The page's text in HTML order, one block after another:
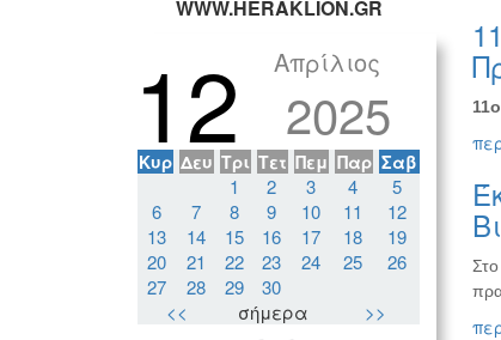
WWW.HERAKLION.GR
12 Απρίλιος
2025
Κυρ Δευ Τρι Τετ Πεμ Παρ Σαβ
1 2 3 4
5
6
7 8 9 10 11
12
13
14 15 16 17 18
19
20
21 22 23 24 25
26
27
28 29
30
<<
σήμερα >>